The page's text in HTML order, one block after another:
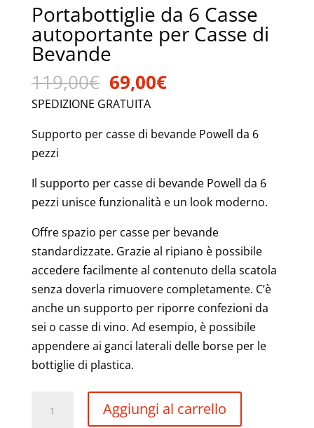
Portabottiglie da 6 Casse
autoportante per Casse di
Bevande
119,00€ Il
prezzo
era:
69,00€Il
è:
SPEDIZIONE GRATUITA
Supporto per casse di bevande Powell da 6
pezzi
Il supporto per casse di bevande Powell da 6
pezzi unisce funzionalità e un look moderno.
Offre spazio per casse per bevande
standardizzate. Grazie al ripiano è possibile
accedere facilmente al contenuto della scatola
senza doverla rimuovere completamente. C’è
anche un supporto per riporre confezioni da
sei o casse di vino. Ad esempio, è possibile
appendere ai ganci laterali delle borse per le
bottiglie di plastica.
Aggiungi al carrello